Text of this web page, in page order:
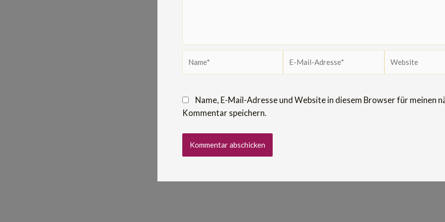
Name, E-Mail-Adresse und Website in diesem Browser für meinen
Kommentar speichern.